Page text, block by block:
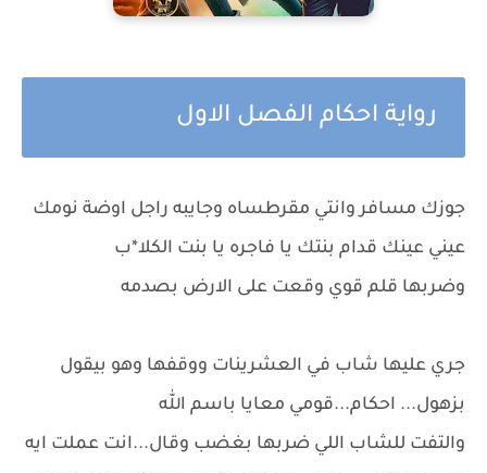
رواية احكام الفصل الاول
جوزك مسافر وانتي مقرطساه وجايبه راجل اوضة نومك
عيني عينك قدام بنتك يا فاجره يا بنت الكلا*ب
وضربها قلم قوي وقعت على الارض بصدمه
جري عليها شاب في العشرينات ووقفها وهو بيقول
بزهول... احكام...قومي معايا باسم الله
والتفت للشاب اللي ضربها بغضب وقال...انت عملت ايه